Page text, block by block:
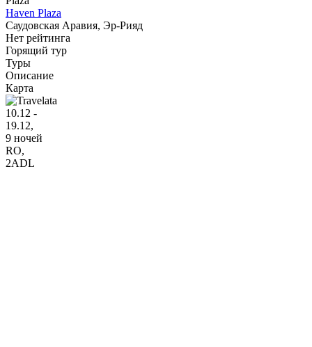
Haven Plaza
Саудовская Аравия, Эр-Рияд
Нет рейтинга
Горящий тур
Туры
Описание
Карта
10.12 -
19.12,
9 ночей
RO,
2ADL